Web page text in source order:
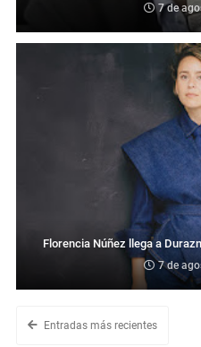
7 de
Florencia Núñez llega a
7 de
Entradas más recientes